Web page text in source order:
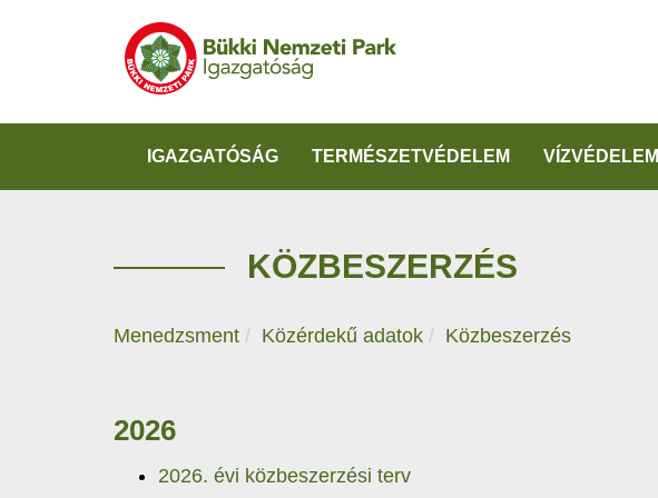
IGAZGATÓSÁG TERMÉSZETVÉDELEM VÍZVÉDELEM
KÖZBESZERZÉS
Menedzsment Közérdekű adatok Közbeszerzés
2026
2026. évi közbeszerzési terv